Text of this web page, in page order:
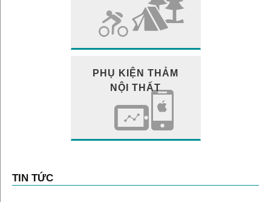
PHỤ KIỆN THẢM
NỘI THẤT
TIN TỨC